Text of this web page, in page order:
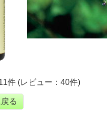
件 (レビュー：40件)
る